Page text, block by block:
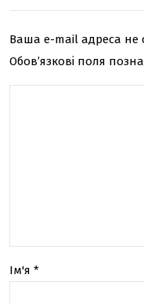
Ваша e-mail адреса
Обов’язкові поля
Ім'я *